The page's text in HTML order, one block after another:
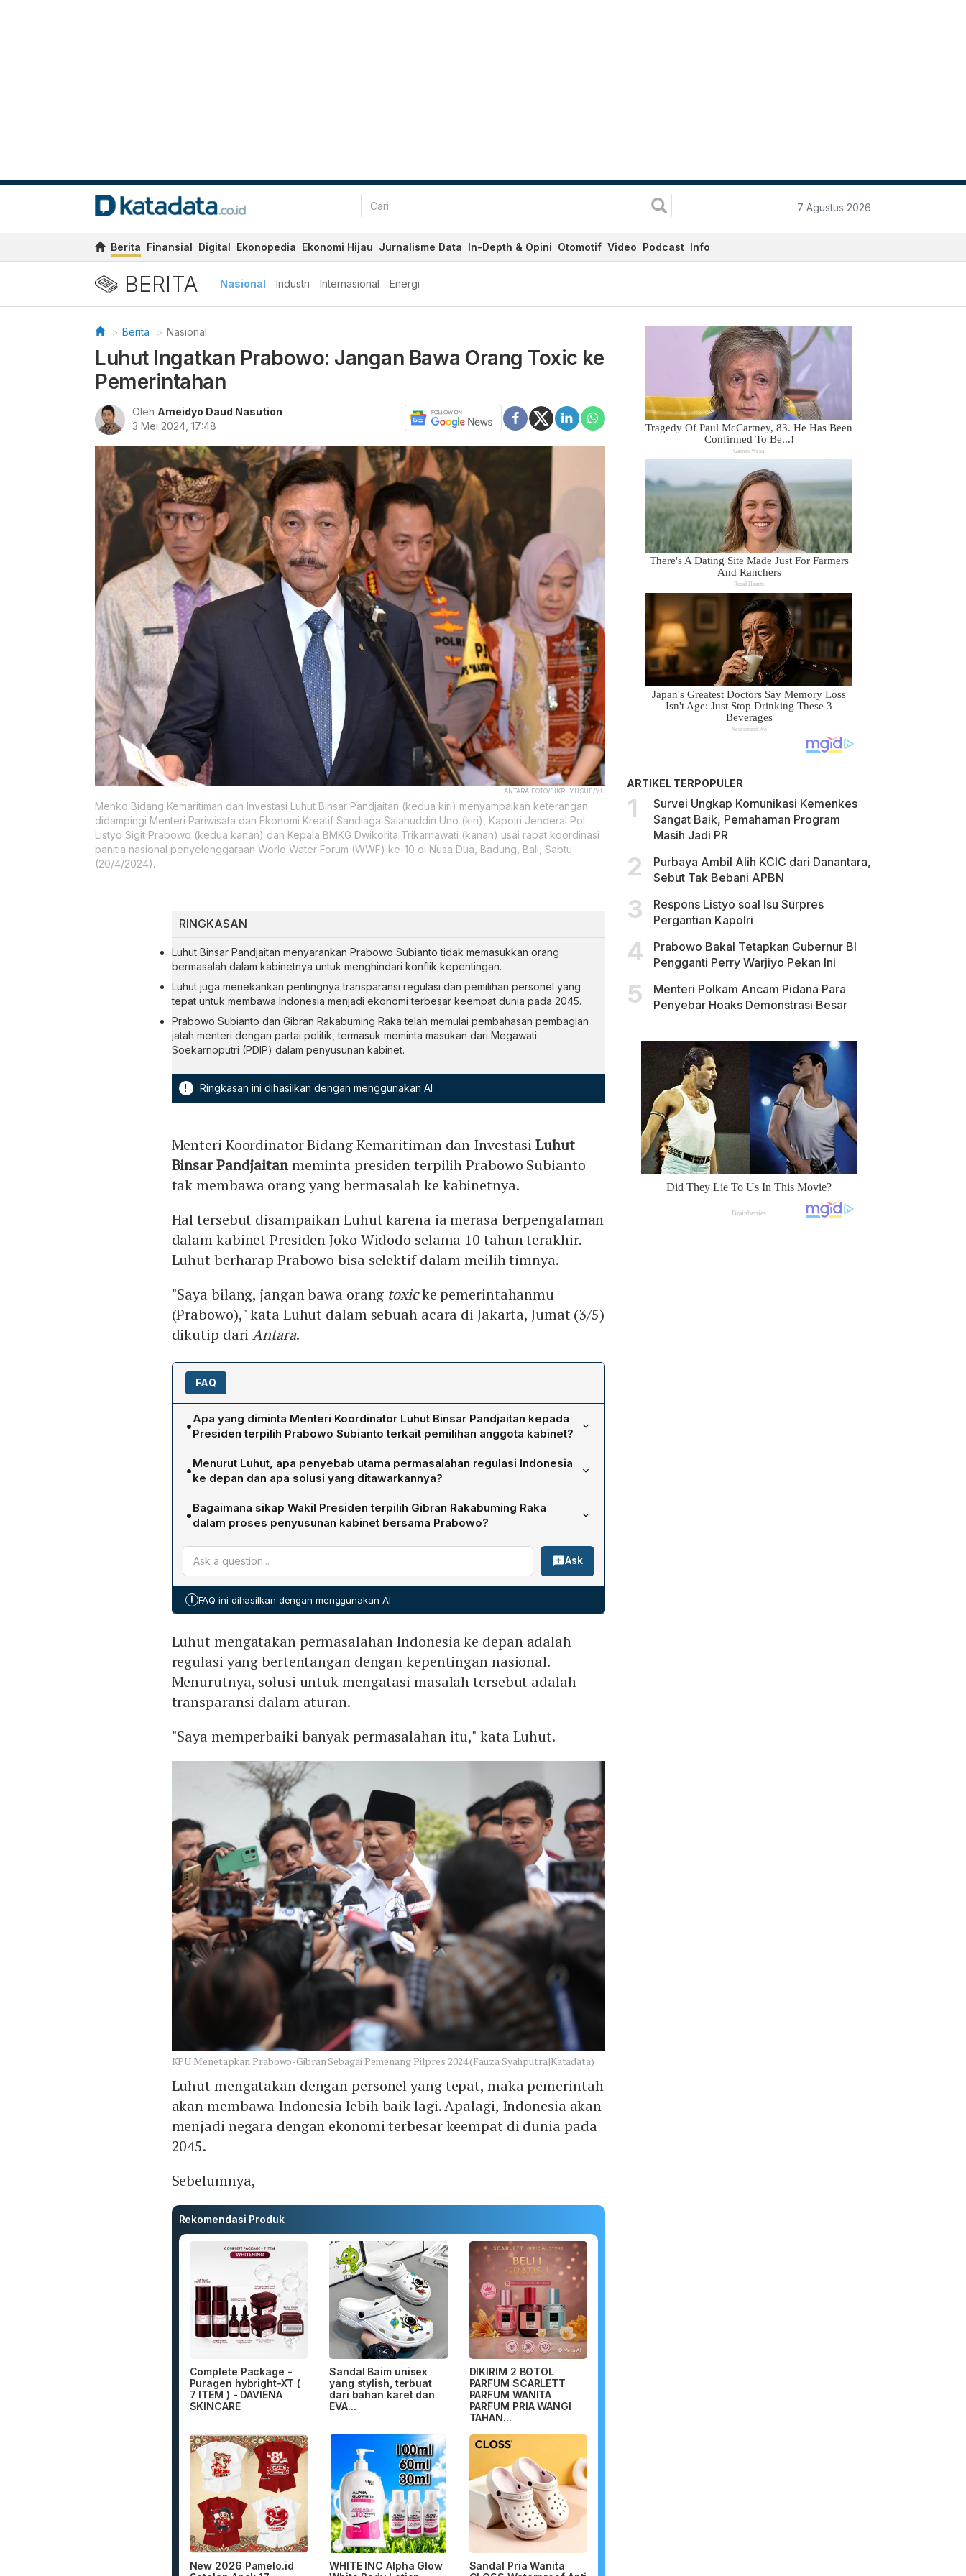
7 Agustus 2026
Berita Finansial Digital Ekonopedia Ekonomi Hijau Jurnalisme Data In-Depth & Opini Otomotif Video Podcast Info
BERITA Nasional Industri Internasional Energi
Berita Nasional
Luhut Ingatkan Prabowo: Jangan Bawa Orang Toxic ke
Pemerintahan
Oleh Ameidyo Daud Nasution
3 Mei 2024, 17:48
ANTARA FOTO/FIKRI YUSUF/YU
Menko Bidang Kemaritiman dan Investasi Luhut Binsar Pandjaitan (kedua kiri) menyampaikan keterangan
didampingi Menteri Pariwisata dan Ekonomi Kreatif Sandiaga Salahuddin Uno (kiri), Kapolri Jenderal Pol
Listyo Sigit Prabowo (kedua kanan) dan Kepala BMKG Dwikorita Trikarnawati (kanan) usai rapat koordinasi
panitia nasional penyelenggaraan World Water Forum (WWF) ke-10 di Nusa Dua, Badung, Bali, Sabtu
(20/4/2024).
RINGKASAN
Luhut Binsar Pandjaitan menyarankan Prabowo Subianto tidak memasukkan orang
bermasalah dalam kabinetnya untuk menghindari konflik kepentingan.
Luhut juga menekankan pentingnya transparansi regulasi dan pemilihan personel yang
tepat untuk membawa Indonesia menjadi ekonomi terbesar keempat dunia pada 2045.
Prabowo Subianto dan Gibran Rakabuming Raka telah memulai pembahasan pembagian
jatah menteri dengan partai politik, termasuk meminta masukan dari Megawati
Soekarnoputri (PDIP) dalam penyusunan kabinet.
! Ringkasan ini dihasilkan dengan menggunakan AI
Menteri Koordinator Bidang Kemaritiman dan InvestasiLuhut
Binsar Pandjaitanmeminta presiden terpilih Prabowo Subianto
tak membawa orang yang bermasalah ke kabinetnya.
Hal tersebut disampaikan Luhut karena ia merasa berpengalaman
dalam kabinet Presiden Joko Widodo selama 10 tahun terakhir.
Luhut berharap Prabowo bisa selektif dalam meilih timnya.
"Saya bilang, jangan bawa orang toxicke pemerintahanmu
(Prabowo)," kata Luhut dalam sebuah acara di Jakarta, Jumat (3/5)
dikutip dariAntara.
FAQ
•Apa yang diminta Menteri Koordinator Luhut Binsar Pandjaitan kepada
Presiden terpilih Prabowo Subianto terkait pemilihan anggota kabinet?
Luhut menekankan agar Prabowo tidak memasukkan orang yang bermasalah atau
bersifat toxic ke dalam pemerintahan, mengingat pengalamannya selama sepuluh
tahun di kabinet Jokowi. Ia mengharapkan Prabowo selektif dalam memilih tim,
sehingga kabinet dapat berfungsi optimal tanpa mengundang potensi konflik
internal.
•Menurut Luhut, apa penyebab utama permasalahan regulasi Indonesia
ke depan dan apa solusi yang ditawarkannya?
Luhut berpendapat bahwa permasalahan regulasi muncul karena adanya aturan
yang bertentangan dengan kepentingan nasional. Solusinya adalah meningkatkan
transparansi dalam penyusunan dan penerapan regulasi, sehingga kebijakan publik
dapat selaras dengan tujuan pembangunan dan kepentingan negara.
•Bagaimana sikap Wakil Presiden terpilih Gibran Rakabuming Raka
dalam proses penyusunan kabinet bersama Prabowo?
Gibran menyatakan akan meminta masukan dari senior‑senior, tokoh‑tokoh, serta
ketua‑ketua partai politik, termasuk Ketua Umum PDIP Megawati Soekarnoputri. Ia
menegaskan bahwa semua pihak, tanpa terkecuali, akan dilibatkan dalam
komprehensif.
Ask
! FAQ ini dihasilkan dengan menggunakan AI
Luhut mengatakan permasalahan Indonesia ke depan adalah
regulasi yang bertentangan dengan kepentingan nasional.
Menurutnya, solusi untuk mengatasi masalah tersebut adalah
transparansi dalam aturan.
"Saya memperbaiki banyak permasalahan itu," kata Luhut.
KPU Menetapkan Prabowo-Gibran Sebagai Pemenang Pilpres 2024 (Fauza Syahputra|Katadata)
Luhut mengatakan dengan personel yang tepat, maka pemerintah
akan membawa Indonesia lebih baik lagi. Apalagi, Indonesia akan
menjadi negara dengan ekonomi terbesar keempat di dunia pada
2045.
Sebelumnya,
Rekomendasi Produk
Complete Package -
Puragen hybright-XT (
7 ITEM ) - DAVIENA
SKINCARE
Sandal Baim unisex
yang stylish, terbuat
dari bahan karet dan
EVA...
DIKIRIM 2 BOTOL
PARFUM SCARLETT
PARFUM WANITA
PARFUM PRIA WANGI
TAHAN...
New 2026 Pamelo.id
WHITE INC Alpha Glow
Sandal Pria Wanita
ARTIKEL TERPOPULER
Survei Ungkap Komunikasi Kemenkes
Sangat Baik, Pemahaman Program
Masih Jadi PR
Purbaya Ambil Alih KCIC dari Danantara,
Sebut Tak Bebani APBN
Respons Listyo soal Isu Surpres
Pergantian Kapolri
Prabowo Bakal Tetapkan Gubernur BI
Pengganti Perry Warjiyo Pekan Ini
Menteri Polkam Ancam Pidana Para
Penyebar Hoaks Demonstrasi Besar